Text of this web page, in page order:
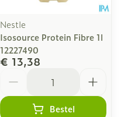
Nestle
Isosource Protein Fibre 1l
12227490
€ 13,38
Bestel